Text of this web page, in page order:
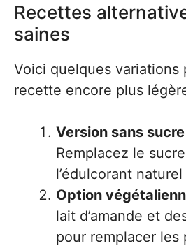
Recettes
saines
Voici quelques variations
recette encore plus
Version sans
Remplacez le
l’édulcorant
Option
lait d’amande et
pour remplacer les